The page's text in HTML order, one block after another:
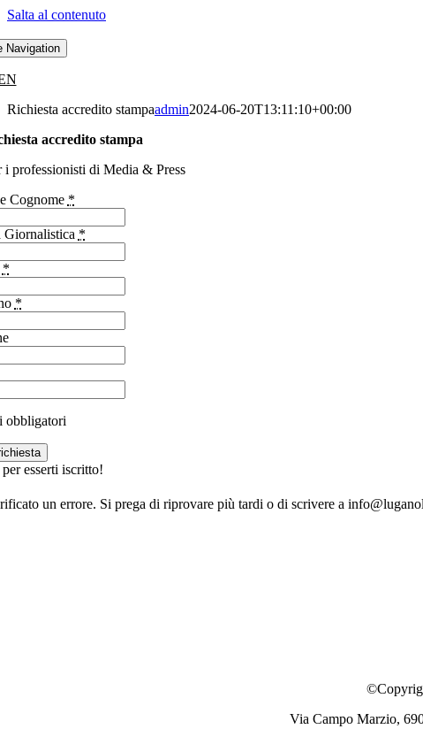
Salta al contenuto
Navigation
Richiesta accredito stampaadmin2024-06-20T13:11:10+00:00
accredito stampa
i professionisti di Media & Press
Cognome *
Giornalistica *
*
*
obbligatori
esserti iscritto!
un errore. Si prega di riprovare più tardi o di scrivere a
Via Campo Marzio,